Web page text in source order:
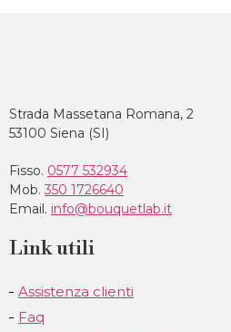
Strada Massetana Romana, 2
53100 Siena (SI)
Fisso. 0577 532934
Mob. 350 1726640
Email. info@bouquetlab.it
Link utili
Assistenza clienti
Faq